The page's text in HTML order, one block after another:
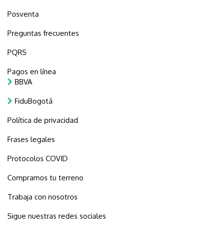
Posventa
Preguntas frecuentes
PQRS
Pagos en línea
BBVA
FiduBogotá
Política de privacidad
Frases legales
Protocolos COVID
Compramos tu terreno
Trabaja con nosotros
Sigue nuestras redes sociales